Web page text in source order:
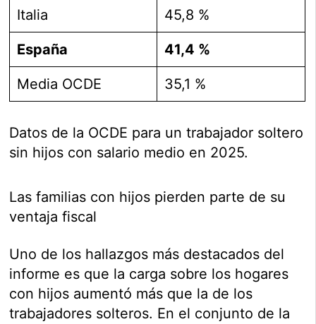
Italia 45,8 %
España 41,4 %
Media OCDE 35,1 %
Datos de la OCDE para un trabajador soltero
sin hijos con salario medio en 2025.
Las familias con hijos pierden parte de su
ventaja fiscal
Uno de los hallazgos más destacados del
informe es que la carga sobre los hogares
con hijos aumentó más que la de los
trabajadores solteros. En el conjunto de la